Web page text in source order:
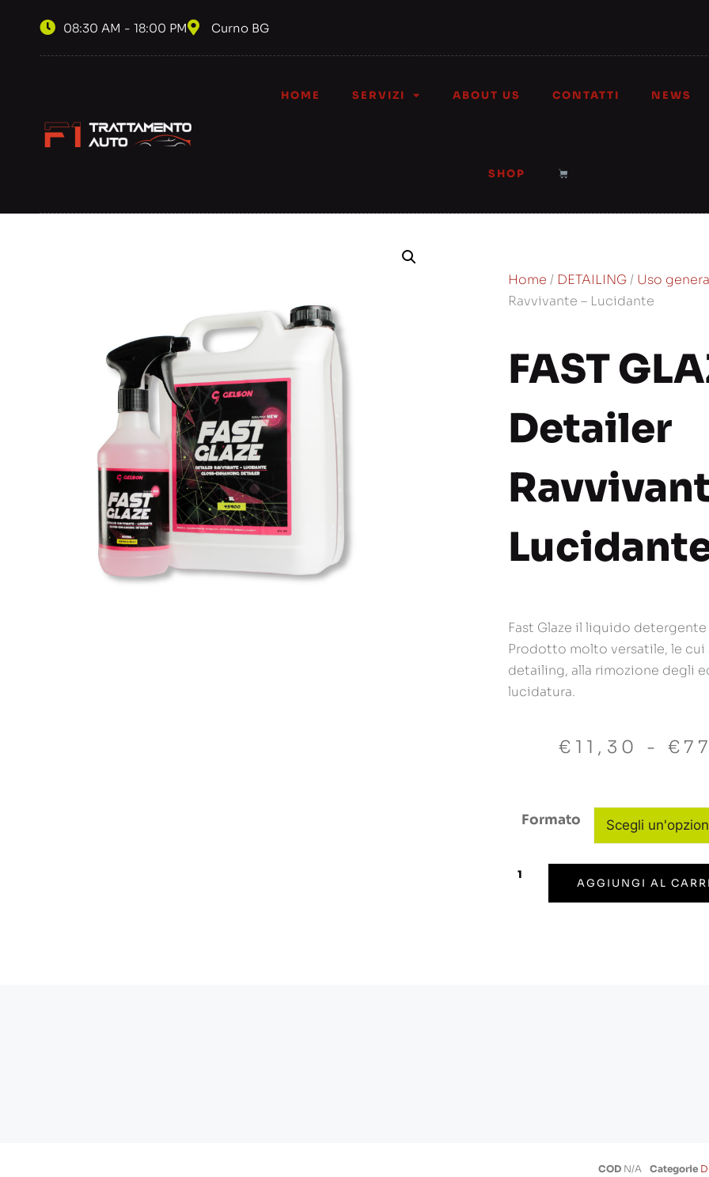
08:30 AM - 18:00 PM Curno BG
HOME SERVIZI ABOUT US CONTATTI NEWS
SHOP
Home / DETAILING/ Uso
Ravvivante – Lucidante
FAST
Detailer
Fast Glaze il liquido
Prodotto molto versatile, le
detailing, alla rimozione degli
lucidatura.
€ 11,30 - €
Formato
AGGIUNGI AL
COD N/A Categorie